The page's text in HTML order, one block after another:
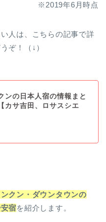
※2019年6月時点
人は、こちらの記事で詳
ぞ！（↓）
ンの日本人宿の情報まと
カサ吉田、ロサスシエ
ンクン・ダウンタウンの
宿を紹介します。